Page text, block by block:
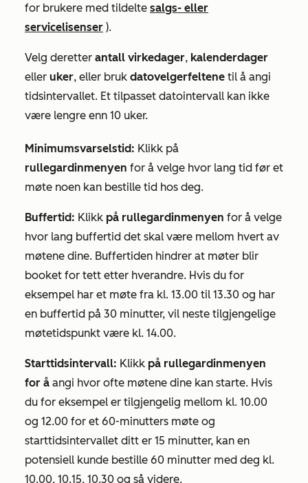
for brukere med tildelte salgs- eller
servicelisenser ).
Velg deretter antall virkedager, kalenderdager
eller uker, eller bruk datovelgerfeltene til å angi
tidsintervallet. Et tilpasset datointervall kan ikke
være lengre enn 10 uker.
Minimumsvarselstid: Klikk på
rullegardinmenyen for å velge hvor lang tid før et
møte noen kan bestille tid hos deg.
Buffertid: Klikk på rullegardinmenyen for å velge
hvor lang buffertid det skal være mellom hvert av
møtene dine. Buffertiden hindrer at møter blir
booket for tett etter hverandre. Hvis du for
eksempel har et møte fra kl. 13.00 til 13.30 og har
en buffertid på 30 minutter, vil neste tilgjengelige
møtetidspunkt være kl. 14.00.
Starttidsintervall: Klikk på rullegardinmenyen
for å angi hvor ofte møtene dine kan starte. Hvis
du for eksempel er tilgjengelig mellom kl. 10.00
og 12.00 for et 60-minutters møte og
starttidsintervallet ditt er 15 minutter, kan en
potensiell kunde bestille 60 minutter med deg kl.
10.00, 10.15, 10.30 og så videre.